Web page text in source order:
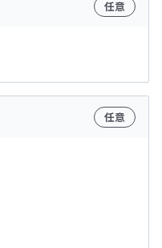
任意
任意